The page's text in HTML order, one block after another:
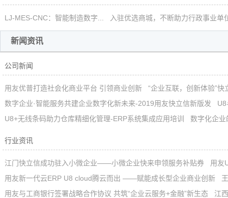
LJ-MES-CNC：智能制造数字... 入驻优选商城，不断助力行政事业单
新闻资讯
公司新闻
用友优普打造社会化商业平台 引领商业创新
“企业互联，创新体验”
数字企业·智能服务共建企业数字化新未来-2019用友快立信新版发
U8+无线条码助力仓库精细化管理-ERP系统集成应用培训
数字化企业
行业资讯
江门快立信成功驻入小微企业——小微企业快来申领服务补贴券
用友
用友新一代云ERP U8 cloud腾云而出 ——赋能成长型企业商业创新
用友与工商银行签署战略合作协议 共筑“企业云服务+金融”新生态
江